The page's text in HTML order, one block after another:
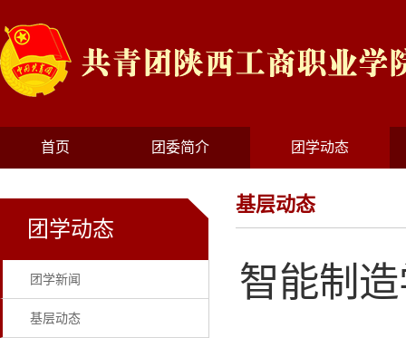
首页 团委简介 团学动态
团学动态
团学新闻
基层动态
基层动态
智能制